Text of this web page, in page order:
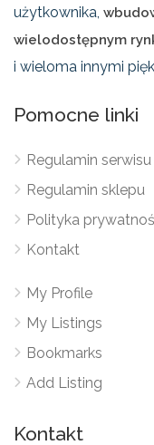
użytkownika,
wielodostępnym
i wieloma innymi
Pomocne linki
Regulamin serwisu
Regulamin sklepu
Polityka
Kontakt
My Profile
My Listings
Bookmarks
Add Listing
Kontakt